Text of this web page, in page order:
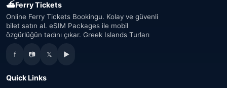
⛴Ferry Tickets
Online Ferry Tickets Bookingu. Kolay ve güvenli
bilet satın al. eSIM Packages ile mobil
özgürlüğün tadını çıkar. Greek Islands Turları
f 📷 𝕏 ▶
Quick Links